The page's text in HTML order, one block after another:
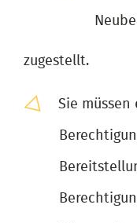
zugestellt.
Sie müssen